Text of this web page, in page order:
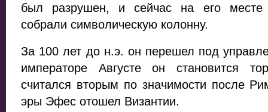
был разрушен, и сейчас на его месте
собрали символическую колонну.
За 100 лет до н.э. он перешел под
императоре Августе он становится
считался вторым по значимости после
эры Эфес отошел Византии.